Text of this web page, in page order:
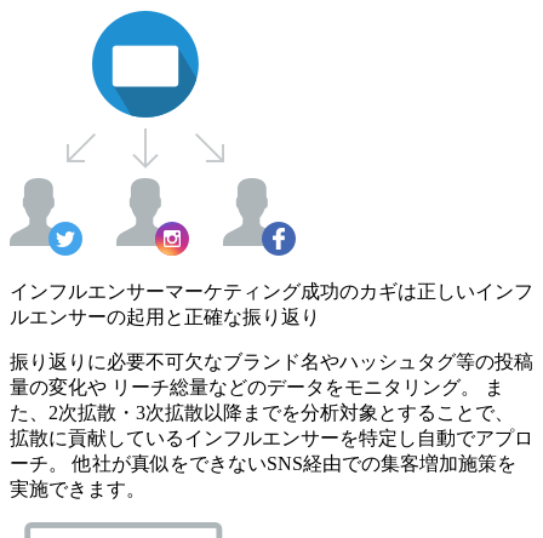
インフルエンサーマーケティング成功のカギは正しいインフ
ルエンサーの起用と正確な振り返り
振り返りに必要不可欠なブランド名やハッシュタグ等の投稿
量の変化や リーチ総量などのデータをモニタリング。 ま
た、2次拡散・3次拡散以降までを分析対象とすることで、
拡散に貢献しているインフルエンサーを特定し自動でアプロ
ーチ。 他社が真似をできないSNS経由での集客増加施策を
実施できます。